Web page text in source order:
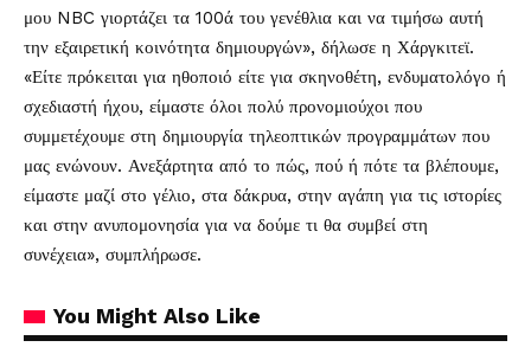
μου NBC γιορτάζει τα 100ά του γενέθλια και να τιμήσω αυτή
την εξαιρετική κοινότητα δημιουργών», δήλωσε η Χάργκιτεϊ.
«Είτε πρόκειται για ηθοποιό είτε για σκηνοθέτη, ενδυματολόγο ή
σχεδιαστή ήχου, είμαστε όλοι πολύ προνομιούχοι που
συμμετέχουμε στη δημιουργία τηλεοπτικών προγραμμάτων που
μας ενώνουν. Ανεξάρτητα από το πώς, πού ή πότε τα βλέπουμε,
είμαστε μαζί στο γέλιο, στα δάκρυα, στην αγάπη για τις ιστορίες
και στην ανυπομονησία για να δούμε τι θα συμβεί στη
συνέχεια», συμπλήρωσε.
You Might Also Like